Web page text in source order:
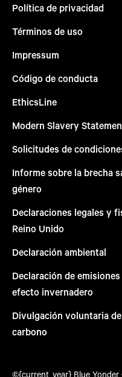
Política de privacidad
Términos de uso
Impressum
Código de conducta
EthicsLine
Modern Slavery
Solicitudes de
Informe sobre la brecha
género
Declaraciones legales y
Reino Unido
Declaración ambiental
Declaración de
efecto invernadero
Divulgación voluntaria
carbono
©{current_year} Blue